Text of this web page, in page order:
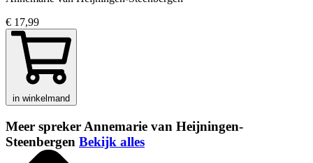
€ 17,99
in winkelmand
Meer spreker Annemarie van Heijningen-
Steenbergen Bekijk alles